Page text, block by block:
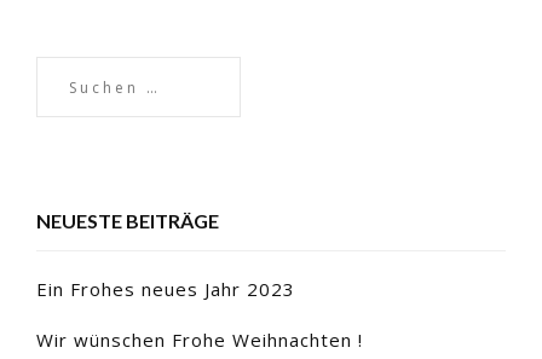
NEUESTE BEITRÄGE
Ein Frohes neues Jahr 2023
Wir wünschen Frohe Weihnachten !